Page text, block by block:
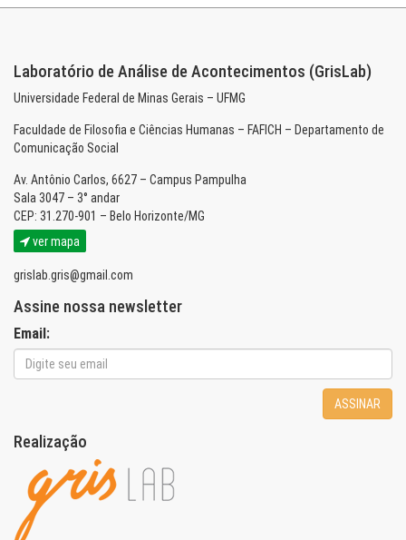
Laboratório de Análise de Acontecimentos (GrisLab)
Universidade Federal de Minas Gerais – UFMG
Faculdade de Filosofia e Ciências Humanas – FAFICH – Departamento de
Comunicação Social
Av. Antônio Carlos, 6627 – Campus Pampulha
Sala 3047 – 3° andar
CEP: 31.270-901 – Belo Horizonte/MG
ver mapa
grislab.gris@gmail.com
Assine nossa newsletter
Email:
ASSINAR
Realização